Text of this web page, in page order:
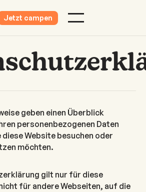
Jetzt campen
geben einen Überblick
personenbezogenen Daten
Website besuchen oder
möchten.
gilt nur für diese
für andere Webseiten, auf die